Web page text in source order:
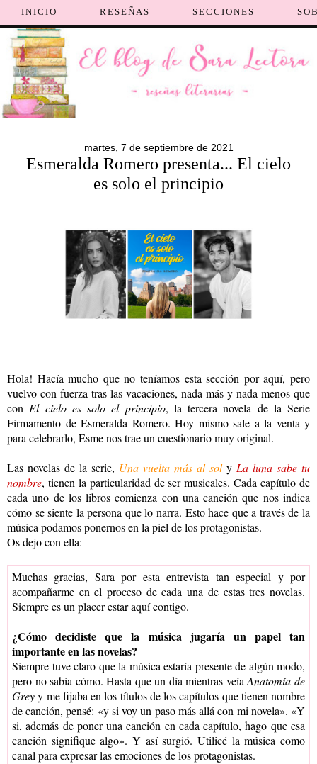
INICIO RESEÑAS SECCIONES
martes, 7 de septiembre de 2021
Esmeralda Romero presenta... El cielo
es solo el principio
Hola! Hacía mucho que no teníamos esta sección por aquí, pero
vuelvo con fuerza tras las vacaciones, nada más y nada menos que
conEl cielo es solo el principio, la tercera novela de la Serie
Firmamento de Esmeralda Romero. Hoy mismo sale a la venta y
para celebrarlo, Esme nos trae un cuestionario muy original.
Las novelas de la serie, Una vuelta más al soly La luna sabe tu
nombre, tienen la particularidad de ser musicales. Cada capítulo de
cada uno de los libros comienza con una canción que nos indica
cómo se siente la persona que lo narra. Esto hace que a través de la
música podamos ponernos en la piel de los protagonistas.
Os dejo con ella:
Muchas gracias, Sara por esta entrevista tan especial y por
acompañarme en el proceso de cada una de estas tres novelas.
Siempre es un placer estar aquí contigo.
¿Cómo decidiste que la música jugaría un papel tan
importante en las novelas?
Siempre tuve claro que la música estaría presente de algún modo,
pero no sabía cómo. Hasta que un día mientras veíaAnatomía de
Greyy me fijaba en los títulos de los capítulos que tienen nombre
de canción, pensé: «y si voy un paso más allá con mi novela». «Y
si, además de poner una canción en cada capítulo, hago que esa
canción signifique algo». Y así surgió. Utilicé la música como
canal para expresar las emociones de los protagonistas.